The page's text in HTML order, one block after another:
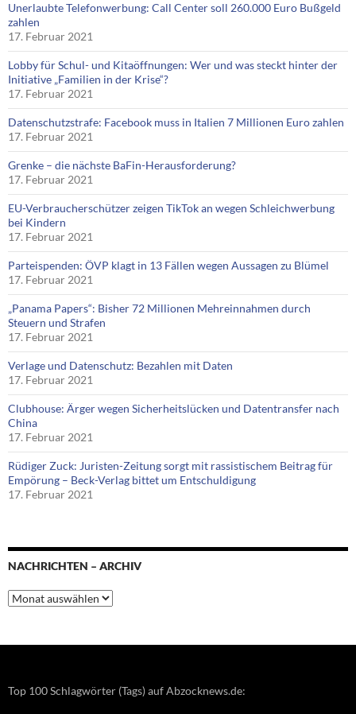
Unerlaubte Telefonwerbung: Call Center soll 260.000 Euro Bußgeld
zahlen
17. Februar 2021
Lobby für Schul- und Kitaöffnungen: Wer und was steckt hinter der
Initiative „Familien in der Krise“?
17. Februar 2021
Datenschutzstrafe: Facebook muss in Italien 7 Millionen Euro zahlen
17. Februar 2021
Grenke – die nächste BaFin-Herausforderung?
17. Februar 2021
EU-Verbraucherschützer zeigen TikTok an wegen Schleichwerbung
bei Kindern
17. Februar 2021
Parteispenden: ÖVP klagt in 13 Fällen wegen Aussagen zu Blümel
17. Februar 2021
„Panama Papers“: Bisher 72 Millionen Mehreinnahmen durch
Steuern und Strafen
17. Februar 2021
Verlage und Datenschutz: Bezahlen mit Daten
17. Februar 2021
Clubhouse: Ärger wegen Sicherheitslücken und Datentransfer nach
China
17. Februar 2021
Rüdiger Zuck: Juristen-Zeitung sorgt mit rassistischem Beitrag für
Empörung – Beck-Verlag bittet um Entschuldigung
17. Februar 2021
NACHRICHTEN – ARCHIV
Nachrichten
–
Top 100 Schlagwörter (Tags) auf Abzocknews.de: